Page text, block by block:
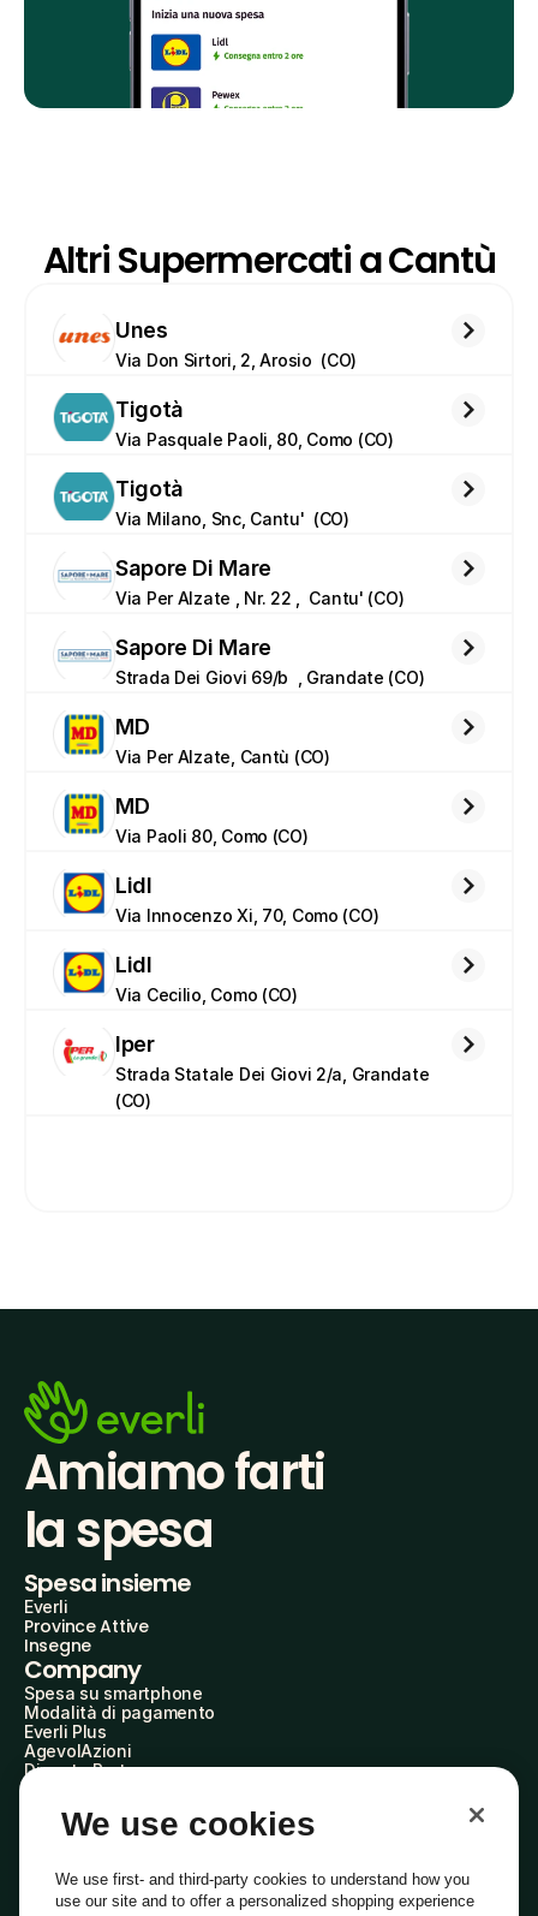
Altri Supermercati a Cantù
Unes
Via Don Sirtori, 2, Arosio  (CO)
Tigotà
Via Pasquale Paoli, 80, Como (CO)
Tigotà
Via Milano, Snc, Cantu'  (CO)
Sapore Di Mare
Via Per Alzate , Nr. 22 ,  Cantu' (CO)
Sapore Di Mare
Strada Dei Giovi 69/b  , Grandate (CO)
MD
Via Per Alzate, Cantù (CO)
MD
Via Paoli 80, Como (CO)
Lidl
Via Innocenzo Xi, 70, Como (CO)
Lidl
Via Cecilio, Como (CO)
Iper
Strada Statale Dei Giovi 2/a, Grandate
(CO)
Amiamo farti
la spesa
Spesa insieme
Everli
Province Attive
Insegne
Company
Spesa su smartphone
Modalità di pagamento
Everli Plus
AgevolAzioni
Diventa Partner
Everli Shoppers
About Us
Everli News
Domande frequenti
We use cookies
We use first- and third-party cookies to understand how you
use our site and to offer a personalized shopping experience